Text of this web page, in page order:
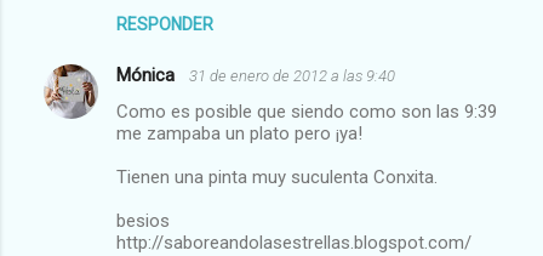
RESPONDER
Mónica 31 de enero de 2012 a las 9:40
Como es posible que siendo como son las 9:39
me zampaba un plato pero ¡ya!
Tienen una pinta muy suculenta Conxita.
besios
http://saboreandolasestrellas.blogspot.com/